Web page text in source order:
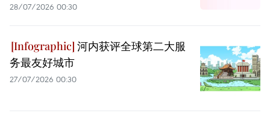
28/07/2026 00:30
河内获评全球第二大服
务最友好城市
27/07/2026 00:30